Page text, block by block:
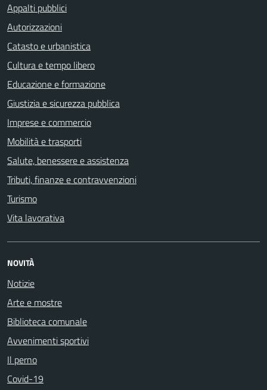
Appalti pubblici
Autorizzazioni
Catasto e urbanistica
Cultura e tempo libero
Educazione e formazione
Giustizia e sicurezza pubblica
Imprese e commercio
Mobilità e trasporti
Salute, benessere e assistenza
Tributi, finanze e contravvenzioni
Turismo
Vita lavorativa
NOVITÀ
Notizie
Arte e mostre
Biblioteca comunale
Avvenimenti sportivi
Il perno
Covid-19